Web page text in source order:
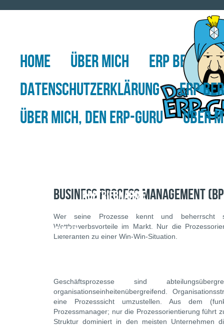
HOME ÜBER MICH
ERP
DATENSCHUTZERKLÄRUNG
ERP
ÜBER MICH, DEN ERP-GURU
ÜBER
ERP AUSWAHL
INBETRIEBNAHME
BUSINESS PROCESS MANAGEMENT
Wer seine Prozesse kennt und beherrscht
Wettbewerbsvorteile im Markt. Nur die
Lieferanten zu einer Win-Win-Situation.
Geschäftsprozesse sind
organisationseinheitenübergreifend.
eine Prozesssicht umzustellen. Aus dem
Prozessmanager; nur die Prozessorientierung führt
Struktur dominiert in den meisten Unternehmen